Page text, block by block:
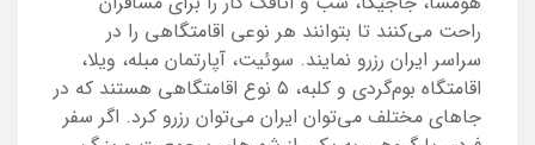
راحت می‌کنند تا بتوانند هر نوعی اقامتگاهی را در
سراسر ایران رزرو نمایند. سوئیت، آپارتمان مبله، ویلا،
اقامتگاه بوم‌گردی و کلبه، ۵ نوع اقامتگاهی هستند که در
جاهای مختلف می‌توان ایران می‌توان رزرو کرد. اگر سفر